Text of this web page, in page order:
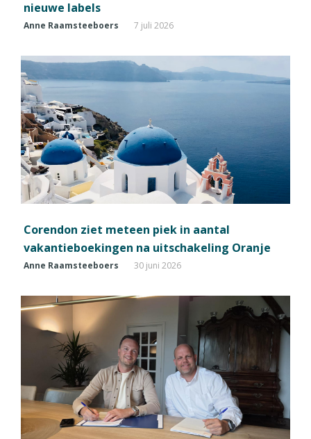
nieuwe labels
Anne Raamsteeboers 7 juli 2026
Corendon ziet meteen piek in aantal
vakantieboekingen na uitschakeling Oranje
Anne Raamsteeboers 30 juni 2026